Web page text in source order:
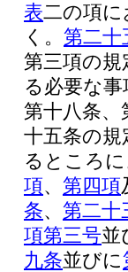
表二の項
く。 第二十
第三項の
る必要な
第十八条、
十五条の
るところ
項、 第四項
条、 第二十
項第三号並
九条並びに